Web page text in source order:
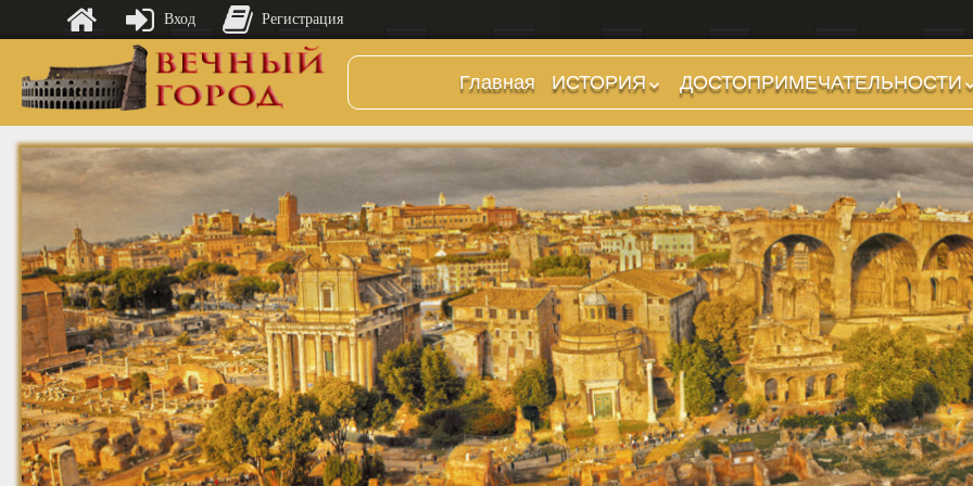
Главная
ИСТОРИЯ
Предыстория
Царский период
(753-509 гг до н.э.)
Ранняя Республика
(509-265 гг до н.э.)
Поздняя Республика
(264-27 гг до н.э.)
Империя. Принципат
(27 г до н.э. — 284 г
н.э.)
Империя. Доминат
(284-476 гг)
Темные Века. Готы
Темные Века.
Экзархат
ДОСТОПРИМЕЧАТЕЛЬНОСТИ
Холмы и остров.
Районы
Форумы, Площади,
Дороги
Стадионы, Термы
Музеи
Дохристианские
храмы
Христианские храмы,
базилики etc.
Дворцы
Арки, колонны и
обелиски
Фонтаны
Вход Регистрация